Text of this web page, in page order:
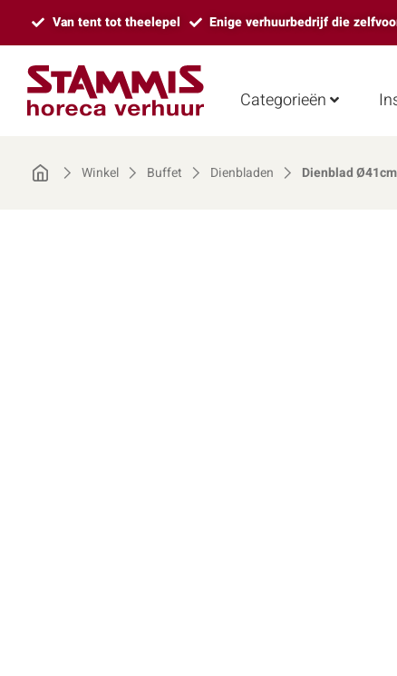
Van tent tot theelepel Enige verhuurbedrijf die
Categorieën
Winkel Buffet Dienbladen Dienblad